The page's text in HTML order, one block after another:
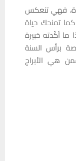
فهي تنعكس
تمنحكَ حياة
ما أكّدته خبيرة
برأس السنة
هي الأبراج